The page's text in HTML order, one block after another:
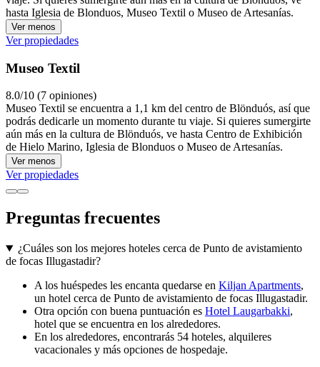
hasta Iglesia de Blonduos, Museo Textil o Museo de Artesanías.
Ver menos
Ver propiedades
Museo Textil
8.0/10 (7 opiniones)
Museo Textil se encuentra a 1,1 km del centro de Blönduós, así que
podrás dedicarle un momento durante tu viaje. Si quieres sumergirte
aún más en la cultura de Blönduós, ve hasta Centro de Exhibición
de Hielo Marino, Iglesia de Blonduos o Museo de Artesanías.
Ver menos
Ver propiedades
Preguntas frecuentes
¿Cuáles son los mejores hoteles cerca de Punto de avistamiento
de focas Illugastadir?
A los huéspedes les encanta quedarse en Kiljan Apartments,
un hotel cerca de Punto de avistamiento de focas Illugastadir.
Otra opción con buena puntuación es Hotel Laugarbakki,
hotel que se encuentra en los alrededores.
En los alrededores, encontrarás 54 hoteles, alquileres
vacacionales y más opciones de hospedaje.